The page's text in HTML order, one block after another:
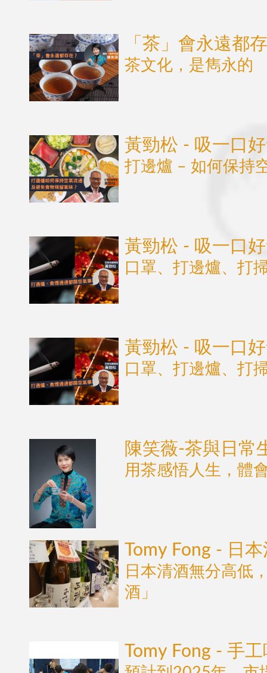
「茶」會永遠都
茶文化，是雋永的
黃勁松 - 吸一口
打邊爐 – 如何保持
黃勁松 - 吸一口
口罩、打邊爐、打
黃勁松 - 吸一口
口罩、打邊爐、打
陳笑薇-茶與日常
用茶感悟人生，體
Tomy Fong - 日
日本清酒無分高低
酒」
Tomy Fong - 手